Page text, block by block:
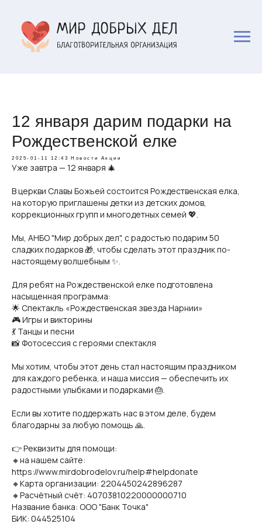
12 января дарим подарки на
Рождественской елке
2025-01-11 12:43 Новости Акции
Уже завтра — 12 января 🎄
В церкви Славы Божьей состоится Рождественская елка,
на которую приглашены детки из детских домов,
коррекционных групп и многодетных семей 💖.
Мы, АНБО "Мир добрых дел", с радостью подарим 50
сладких подарков 🎁, чтобы сделать этот праздник по-
настоящему волшебным ✨.
Для ребят на Рождественской елке подготовлена
насыщенная программа:
🌟 Спектакль «Рождественская звезда Нарнии»
🎮 Игры и викторины
💃 Танцы и песни
📸 Фотосессия с героями спектакля
Мы хотим, чтобы этот день стал настоящим праздником
для каждого ребенка, и наша миссия — обеспечить их
радостными улыбками и подарками 🎂.
Если вы хотите поддержать нас в этом деле, будем
благодарны за любую помощь 🙏.
👉 Реквизиты для помощи:
🔸на нашем сайте:
https://www.mirdobrodelov.ru/help#helpdonate
🔸Карта организации: 2204450242896287
🔸Расчётный счёт: 40703810220000000710
Название банка: ООО "Банк Точка"
БИК: 044525104